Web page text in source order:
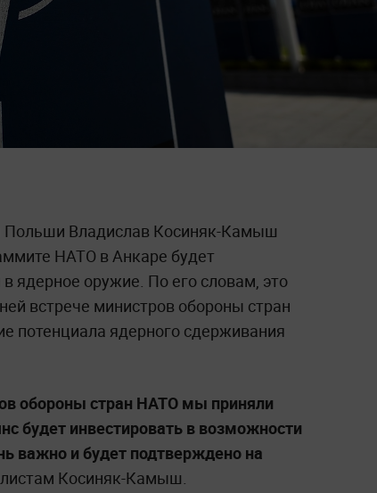
Польши Владислав Косиняк-Камыш
НАТО в Анкаре будет
ядерное оружие. По его словам, это
встрече министров обороны стран
потенциала ядерного сдерживания
обороны стран НАТО мы приняли
будет инвестировать в возможности
важно и будет подтверждено на
Косиняк-Камыш.